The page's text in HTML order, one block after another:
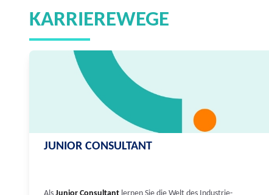
KARRIEREWEGE
JUNIOR CONSULTANT